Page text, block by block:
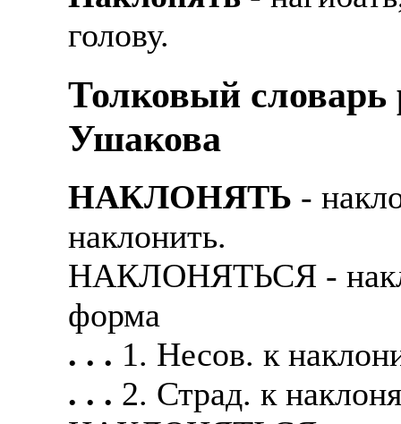
голову.
Толковый словарь
Ушакова
НАКЛОНЯТЬ -
наклонить.
НАКЛОНЯТЬСЯ -
форма
. . . 1. Несов. к
. . . 2. Страд. к